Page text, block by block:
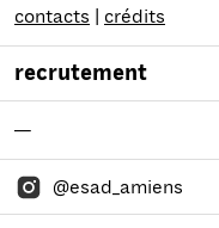
contacts
crédits
recrutement
—
@esad_amiens